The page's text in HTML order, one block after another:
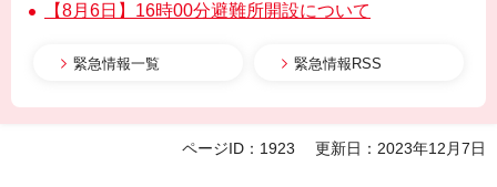
【8月6日】16時00分避難所開設について
緊急情報一覧 緊急情報RSS
ページID：1923 更新日：2023年12月7日